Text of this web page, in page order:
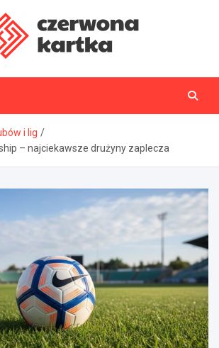
i lig
– najciekawsze drużyny zaplecza